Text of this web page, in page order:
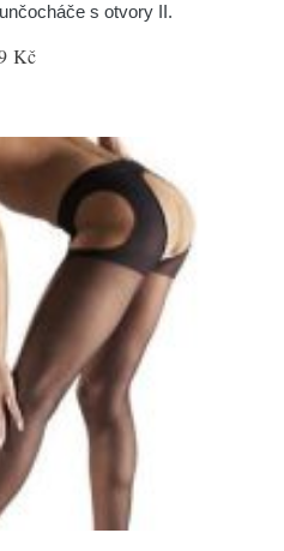
s otvory II.
Kč